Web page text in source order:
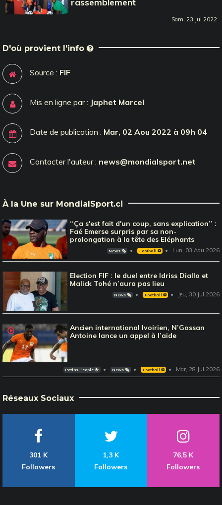
Sam, 23 Jul 2022
D'où provient l'info
Source : FIF
Mis en ligne par : Japhet Marcel
Date de publication : Mar, 02 Aou 2022 à 09h 04
Contacter l'auteur : news@mondialsport.net
À la Une sur MondialSport.ci
‘‘Ça s'est fait d'un coup, sans explication’’ :
Faé Emerse surpris par sa non-
prolongation à la tête des Eléphants
News 🗞️ Football ⚽️ Lun, 03 Aou 2026
Election FIF : le duel entre Idriss Diallo et
Malick Tohé n’aura pas lieu
News 🗞️ Football ⚽️ Jeu, 30 Jul 2026
Ancien international Ivoirien, N’Gossan
Antoine lance un appel à l’aide
Potins People 🌟 News 🗞️ Football ⚽️ Mar, 28 Jul 2026
Réseaux Sociaux
301 K
Followers
1,3 K
Followers
76,5 K
Followers